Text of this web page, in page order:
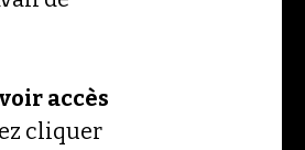
accès
cliquer